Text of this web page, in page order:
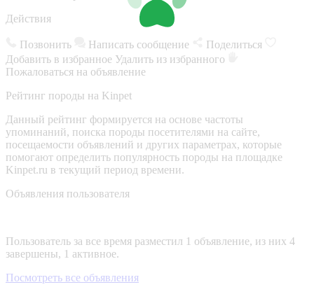
Действия
Позвонить Написать сообщение
Поделиться
Добавить в избранное Удалить из избранного
Пожаловаться на объявление
Рейтинг породы на Kinpet
Данный рейтинг формируется на основе частоты
упоминаний, поиска породы посетителями на сайте,
посещаемости объявлений и других параметрах, которые
помогают определить популярность породы на площадке
Kinpet.ru в текущий период времени.
Объявления пользователя
Пользователь за все время разместил 1 объявление, из них 4
завершены, 1 активное.
Посмотреть все объявления